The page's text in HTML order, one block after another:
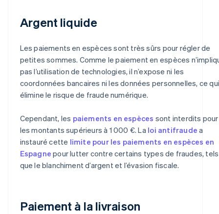
Argent liquide
Les paiements en espèces sont très sûrs pour régler de
petites sommes. Comme le paiement en espèces
pas l’utilisation de technologies, il n’expose ni les
coordonnées bancaires ni les données personnelles, ce qui
élimine le risque de fraude numérique.
Cependant, les paiements en espèces sont interdits pour
les montants supérieurs à 1 000 €. La loi antifraude a
instauré cette limite pour les paiements en espèces en
Espagne pour lutter contre certains types de fraudes, tels
que le blanchiment d’argent et l’évasion fiscale.
Paiement à la livraison